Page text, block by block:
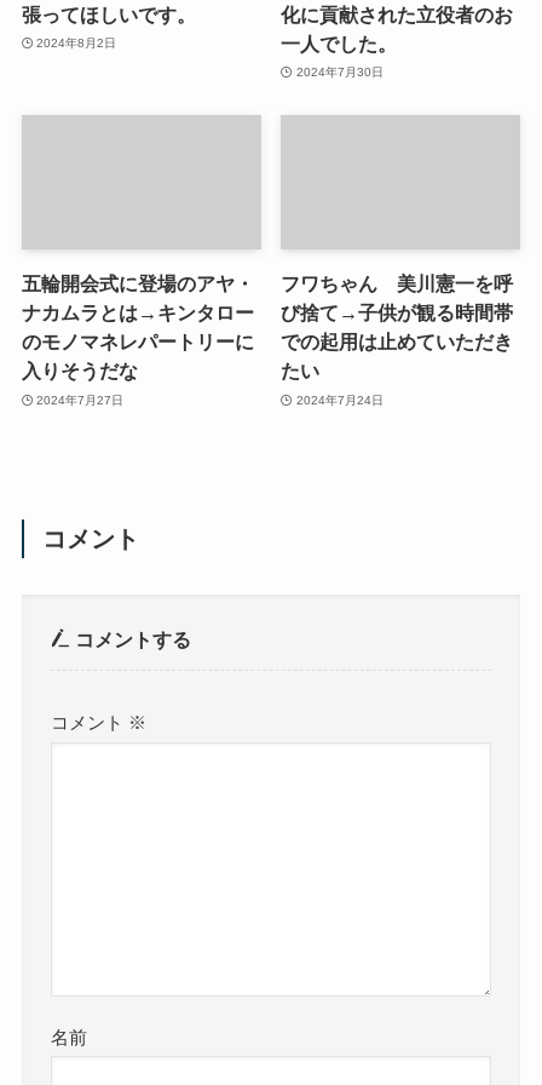
張ってほしいです。
2024年8月2日
化に貢献された立役者のお
一人でした。
2024年7月30日
五輪開会式に登場のアヤ・
ナカムラとは→キンタロー
のモノマネレパートリーに
入りそうだな
2024年7月27日
フワちゃん 美川憲一を呼
び捨て→子供が観る時間帯
での起用は止めていただき
たい
2024年7月24日
コメント
コメントする
コメント ※
名前